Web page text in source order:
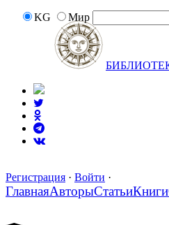
KG Мир
Регистрация · Войти ·
ГлавнаяАвторыСтатьиКниги